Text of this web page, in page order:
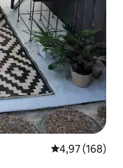
4,97 de uma
4,97 (168)